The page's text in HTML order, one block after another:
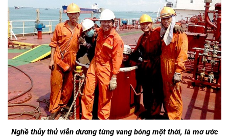
Nghề thủy thủ viễn dương từng vang bóng một thời, là mơ ước